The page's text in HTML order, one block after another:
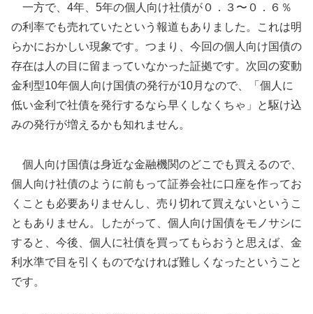
一方で、4年、5年の個人向け社債が０．３〜０．６％
の利率でも売れていたという報道もありました。これは明
らかにおかしい現象です。つまり、今回の個人向け国債の
存在は人の目に留まっていなかった証拠です。次回の変動
金利型10年個人向け国債の発行が10月なので、「個人に
低い金利で社債を発行するなら早くしなくちゃ」と駆け込
みの発行が増えるかも知れません。
個人向け国債は身近な金融機関のどこでも買えるので、
個人向け社債のように前もって証券会社に口座を作ってお
くことも必要ありませんし、売り切れて買えないというこ
ともありません。したがって、個人向け国債をモノサシに
すると、今後、個人に社債を買ってもらおうと思えば、金
利水準で目を引くものでなければ難しくなったということ
です。